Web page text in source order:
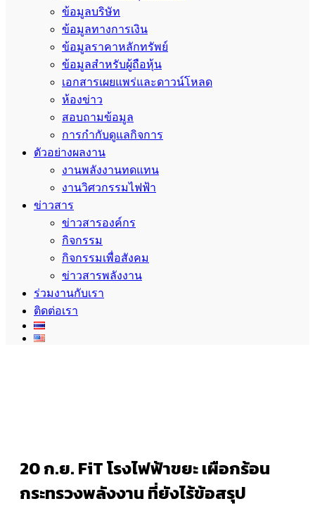
ข้อมูลบริษัท
ข้อมูลทางการเงิน
ข้อมูลราคาหลักทรัพย์
ข้อมูลสำหรับผู้ถือหุ้น
เอกสารเผยแพร่และดาวน์โหลด
ห้องข่าว
สอบถามข้อมูล
การกำกับดูแลกิจการ
ตัวอย่างผลงาน
งานพลังงานทดแทน
งานวิศวกรรมไฟฟ้า
ข่าวสาร
ข่าวสารองค์กร
กิจกรรม
กิจกรรมเพื่อสังคม
ข่าวสารพลังงาน
ร่วมงานกับเรา
ติดต่อเรา
20 ก.ย. FiT โรงไฟฟ้าขยะ เผือกร้อน
กระทรวงพลังงาน ที่ยังไร้ข้อสรุป